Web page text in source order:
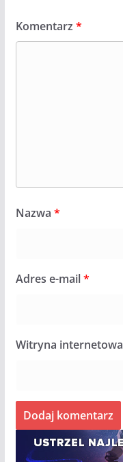
Komentarz *
Nazwa *
Adres e-mail*
Witryna internetowa